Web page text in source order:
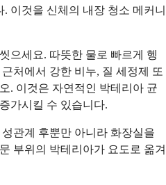
이것을 신체의 내장 청소 메커니
으세요. 따뜻한 물로 빠르게 헹
처에서 강한 비누, 질 세정제 또
. 이것은 자연적인 박테리아 균
가시킬 수 있습니다.
관계 후뿐만 아니라 화장실을
부위의 박테리아가 요도로 옮겨